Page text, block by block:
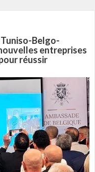
Tuniso-Belgo-
entreprises
réussir